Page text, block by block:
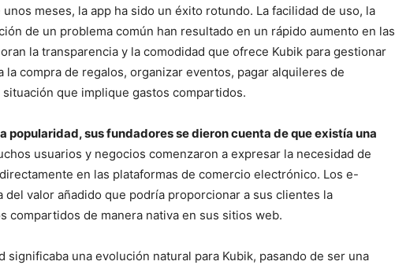
meses, la app ha sido un éxito rotundo. La facilidad de uso, la
de un problema común han resultado en un rápido aumento en las
la transparencia y la comodidad que ofrece Kubik para gestionar
la compra de regalos, organizar eventos, pagar alquileres de
que implique gastos compartidos.
popularidad, sus fundadores se dieron cuenta de que existía una
usuarios y negocios comenzaron a expresar la necesidad de
en las plataformas de comercio electrónico. Los e-
valor añadido que podría proporcionar a sus clientes la
compartidos de manera nativa en sus sitios web.
significaba una evolución natural para Kubik, pasando de ser una